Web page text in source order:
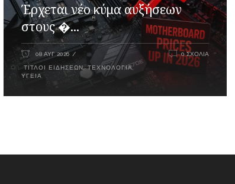
Έρχεται νέο κύμα αυξήσεων
στους �...
08 ΑΥΓ 2026
ΤΊΤΛΟΙ ΕΙΔΉΣΕΩΝ,ΤΕΧΝΟΛΟΓΊΑ,
ΥΓΕΊΑ
0 ΣΧΌΛΙΑ